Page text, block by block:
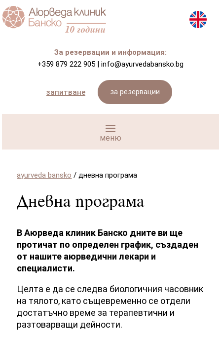
За резервации и информация:
+359 879 222 905 | info@ayurvedabansko.bg
запитване за резервации
ayurveda bansko /дневна програма
Дневна програма
В Аюрведа клиник Банско дните ви ще
протичат по определен график, създаден
от нашите аюрведични лекари и
специалисти.
Целта е да се следва биологичния часовник
на тялото, като същевременно се отдели
достатъчно време за терапевтични и
разтоварващи дейности.